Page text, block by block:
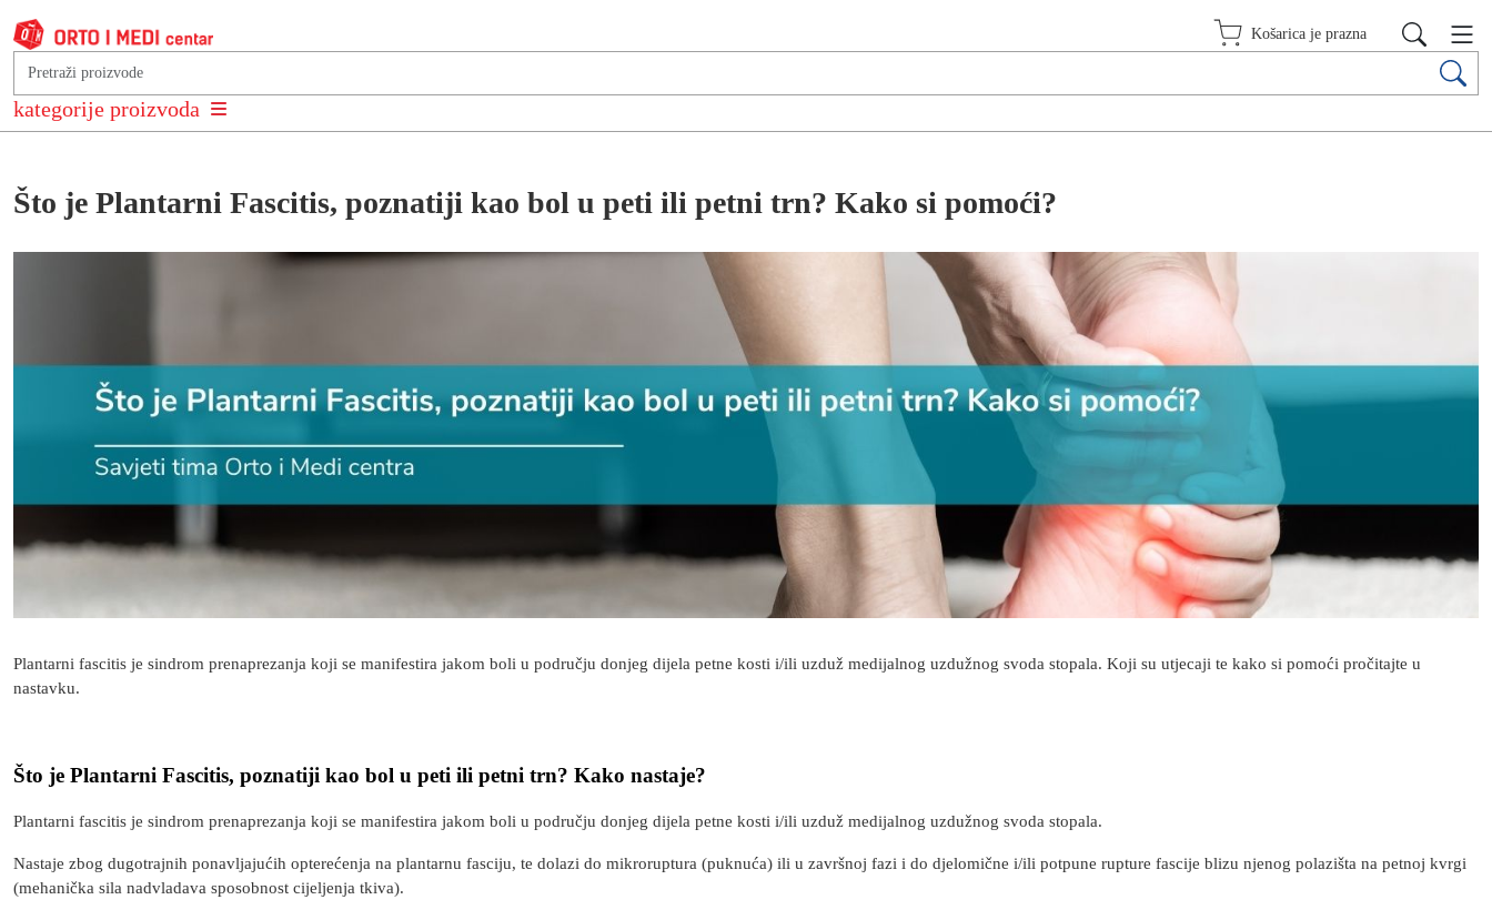
kategorije proizvoda
Košarica je prazna
Savjeti stručnog tima Orto i Medi centra
Što je Plantarni Fascitis, poznatiji kao bol u peti ili petni trn? Kako si pomoći?
Plantarni fascitis je sindrom prenaprezanja koji se manifestira jakom boli u području donjeg dijela petne kosti i/ili uzduž medijalnog uzdužnog svoda stopala. Koji su utjecaji te kako si pomoći pročitajte u
nastavku.
Što je Plantarni Fascitis, poznatiji kao bol u peti ili petni trn? Kako nastaje?
Plantarni fascitis je sindrom prenaprezanja koji se manifestira jakom boli u području donjeg dijela petne kosti i/ili uzduž medijalnog uzdužnog svoda stopala.
Nastaje zbog dugotrajnih ponavljajućih opterećenja na plantarnu fasciju, te dolazi do mikroruptura (puknuća) ili u završnoj fazi i do djelomične i/ili potpune rupture fascije blizu njenog polazišta na petnoj kvrgi
(mehanička sila nadvladava sposobnost cijeljenja tkiva).